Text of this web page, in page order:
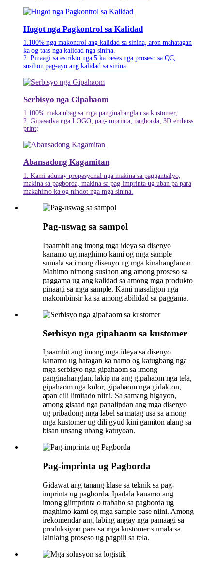
Hugot nga Pagkontrol sa Kalidad
1.100% nga makontrol ang kalidad sa sinina, aron mahatagan
ka og taas nga kalidad nga sinina.
2. Pinaagi sa estrikto nga 5 ka beses nga proseso sa QC,
susihon pag-ayo ang kalidad sa sinina.
Serbisyo nga Gipahaom
1.100% makatubag sa mga panginahanglan sa kustomer;
2. Gipasadya nga LOGO, pag-imprinta, pagborda, 3D emboss
print;
Abansadong Kagamitan
1. Kami adunay propesyonal nga makina sa paggantsilyo,
makina sa pagborda, makina sa pag-imprinta ug uban pa para
makahimo ka og nindot nga mga sinina.
Pag-uswag sa sampol
Ipaambit ang imong mga ideya sa disenyo
kanamo ug maghimo kami og mga sample
sumala sa imong disenyo ug mga kinahanglanon.
Mahimo nimong susihon ang among proseso sa
paggama ug ang kalidad sa among mga produkto
pinaagi sa mga sample. Kami masaligon nga
makombinsir ka sa among abilidad sa paggama.
Serbisyo nga gipahaom sa kustomer
Ipaambit ang imong mga ideya sa disenyo
kanamo ug hatagan ka namo og katugbang nga
mga serbisyo nga gipahaom sa imong
panginahanglan, lakip na ang gipahaom nga tela,
gipahaom nga kolor, gipahaom nga gidak-on,
apan dili limitado niini. Sa samang higayon,
among gisaad nga panalipdan ang mga disenyo
ug pribadong mga label sa matag usa sa among
mga kustomer ug dili gyud kini gamiton alang sa
bisan unsang ubang katuyoan.
Pag-imprinta ug Pagborda
Gidawat ang tanang klase sa teknik sa pag-
imprinta ug pagborda. Ipadala kanamo ang
imong giimprinta o trabaho sa pagborda ug
maghimo kami og mga sample base niini. Among
irekomendar ang labing angay nga pamaagi sa
produksiyon para sa mga kustomer sumala sa
lainlaing proseso ug pagpili sa tela.